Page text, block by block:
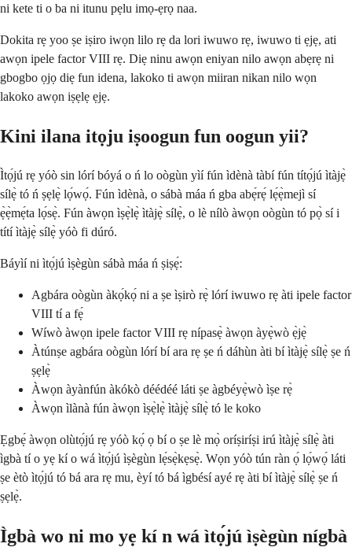
ni kete ti o ba ni itunu pẹlu imọ-ẹrọ naa.
Dokita rẹ yoo ṣe iṣiro iwọn lilo rẹ da lori iwuwo rẹ, iwuwo ti ẹjẹ, ati
awọn ipele factor VIII rẹ. Diẹ ninu awọn eniyan nilo awọn abẹrẹ ni
gbogbo ọjọ diẹ fun idena, lakoko ti awọn miiran nikan nilo wọn
lakoko awọn iṣẹlẹ ẹjẹ.
Kini ilana itọju iṣoogun fun oogun yii?
Ìtọ́jú rẹ yóò sin lórí bóyá o ń lo oògùn yìí fún ìdènà tàbí fún títọ́jú ìtàjẹ̀
sílẹ̀ tó ń ṣẹlẹ̀ lọ́wọ́. Fún ìdènà, o sábà máa ń gba abẹ́rẹ́ lẹ́ẹ̀mejì sí
ẹ̀ẹ̀mẹ́ta lọ́sẹ̀. Fún àwọn ìṣẹ̀lẹ̀ ìtàjẹ̀ sílẹ̀, o lè nílò àwọn oògùn tó pọ̀ sí i
títí ìtàjẹ̀ sílẹ̀ yóò fi dúró.
Báyìí ni ìtọ́jú ìṣègùn sábà máa ń ṣiṣẹ́:
Agbára oògùn àkọ́kọ́ ni a ṣe ìṣirò rẹ̀ lórí iwuwo rẹ àti ipele factor
VIII tí a fẹ́
Wíwò àwọn ipele factor VIII rẹ nípasẹ̀ àwọn àyẹ̀wò ẹ̀jẹ̀
Àtúnṣe agbára oògùn lórí bí ara rẹ ṣe ń dáhùn àti bí ìtàjẹ̀ sílẹ̀ ṣe ń
ṣẹlẹ̀
Àwọn àyànfún àkókò déédéé láti ṣe àgbéyẹ̀wò ìṣe rẹ̀
Àwọn ìlànà fún àwọn ìṣẹ̀lẹ̀ ìtàjẹ̀ sílẹ̀ tó le koko
Ẹgbẹ́ àwọn olùtọ́jú rẹ yóò kọ́ ọ bí o ṣe lè mọ̀ oríṣiríṣi irú ìtàjẹ̀ sílẹ̀ àti
ìgbà tí o yẹ kí o wá ìtọ́jú ìṣègùn lẹ́sẹ̀kẹsẹ̀. Wọn yóò tún ràn ọ́ lọ́wọ́ láti
ṣe ètò ìtọ́jú tó bá ara rẹ mu, èyí tó bá ìgbésí ayé rẹ àti bí ìtàjẹ̀ sílẹ̀ ṣe ń
ṣẹlẹ̀.
Ìgbà wo ni mo yẹ kí n wá ìtọ́jú ìṣègùn nígbà